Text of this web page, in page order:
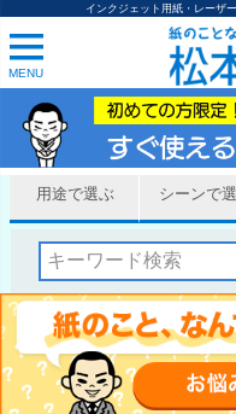
インクジェット用紙・レーザ
MENU
用途で選ぶ シーンで